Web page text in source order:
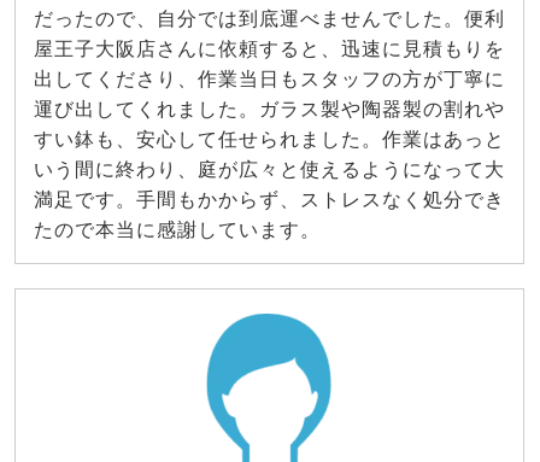
だったので、自分では到底運べませんでした。便利
屋王子大阪店さんに依頼すると、迅速に見積もりを
出してくださり、作業当日もスタッフの方が丁寧に
運び出してくれました。ガラス製や陶器製の割れや
すい鉢も、安心して任せられました。作業はあっと
いう間に終わり、庭が広々と使えるようになって大
満足です。手間もかからず、ストレスなく処分でき
たので本当に感謝しています。